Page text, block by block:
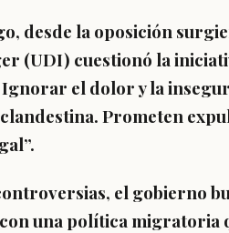
desde la oposición
(UDI) cuestionó la
Ignorar el dolor y la
Prometen
el gobierno
una política migratoria